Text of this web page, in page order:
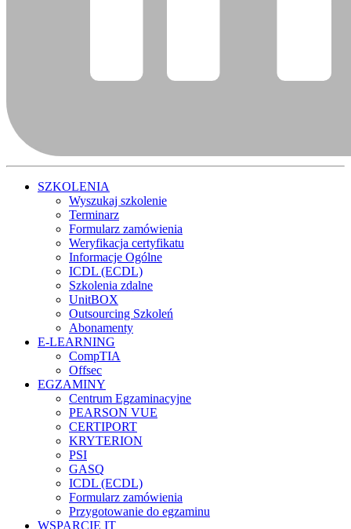
SZKOLENIA
Wyszukaj szkolenie
Terminarz
Formularz zamówienia
Weryfikacja certyfikatu
Informacje Ogólne
ICDL (ECDL)
Szkolenia zdalne
UnitBOX
Outsourcing Szkoleń
Abonamenty
E-LEARNING
CompTIA
Offsec
EGZAMINY
Centrum Egzaminacyjne
PEARSON VUE
CERTIPORT
KRYTERION
PSI
GASQ
ICDL (ECDL)
Formularz zamówienia
Przygotowanie do egzaminu
WSPARCIE IT